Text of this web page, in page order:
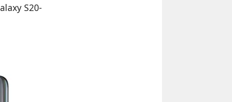
S20-